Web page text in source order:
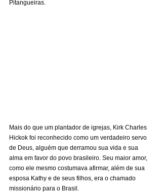
Pitangueiras.
Mais do que um plantador de igrejas, Kirk Charles
Hickok foi reconhecido como um verdadeiro servo
de Deus, alguém que derramou sua vida e sua
alma em favor do povo brasileiro. Seu maior amor,
como ele mesmo costumava afirmar, além de sua
esposa Kathy e de seus filhos, era o chamado
missionário para o Brasil.